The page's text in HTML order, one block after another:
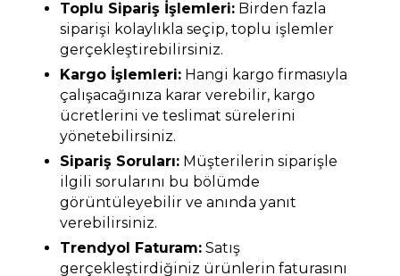
Toplu Sipariş İşlemleri: Birden fazla
siparişi kolaylıkla seçip, toplu işlemler
gerçekleştirebilirsiniz.
Kargo İşlemleri: Hangi kargo firmasıyla
çalışacağınıza karar verebilir, kargo
ücretlerini ve teslimat sürelerini
yönetebilirsiniz.
Sipariş Soruları: Müşterilerin siparişle
ilgili sorularını bu bölümde
görüntüleyebilir ve anında yanıt
verebilirsiniz.
Trendyol Faturam: Satış
gerçekleştirdiğiniz ürünlerin faturasını